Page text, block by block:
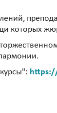
которых